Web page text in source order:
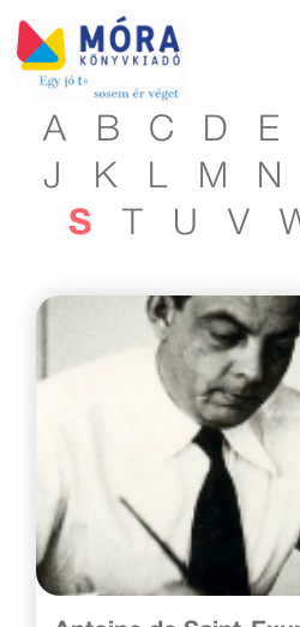
A B C D E
J
K L M N
S
U V